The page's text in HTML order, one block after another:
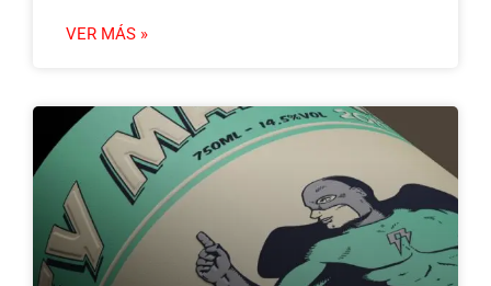
VER MÁS »